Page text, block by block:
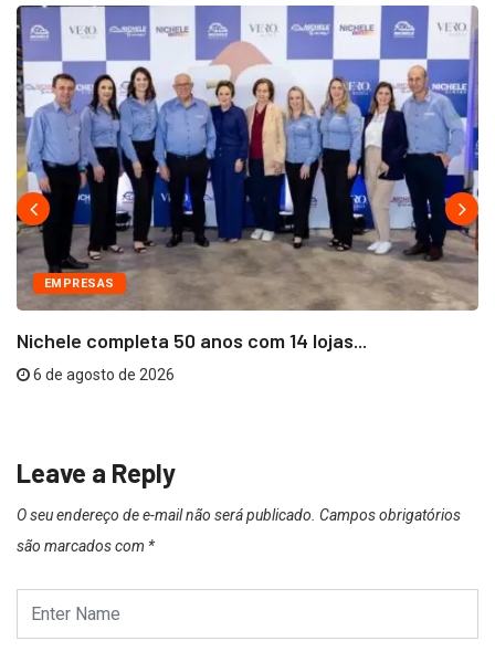
EMPRESAS
Nichele completa 50 anos com 14 lojas...
6 de agosto de 2026
Leave a Reply
O seu endereço de e-mail não será publicado. Campos obrigatórios
são marcados com *